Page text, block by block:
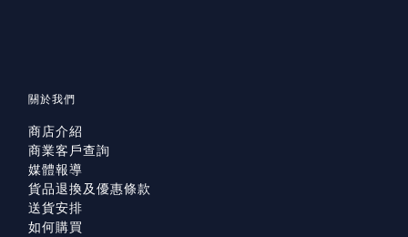
關於我們
商店介紹
商業客戶查詢
媒體報導
貨品退換及優惠條款
送貨安排
如何購買